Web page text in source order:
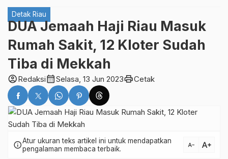
Detak Riau
DUA Jemaah Haji Riau Masuk
Rumah Sakit, 12 Kloter Sudah
Tiba di Mekkah
account_circleRedaksicalendar_monthSelasa, 13 Jun 2023printCetak
infoAtur ukuran teks artikel ini untuk mendapatkan
pengalaman membaca terbaik.
text_decrease text_increase